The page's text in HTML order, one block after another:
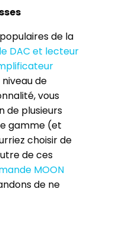
de la
le DAC et lecteur
niveau de
vous
de plusieurs
gamme (et
choisir de
de ces
MOON
de ne